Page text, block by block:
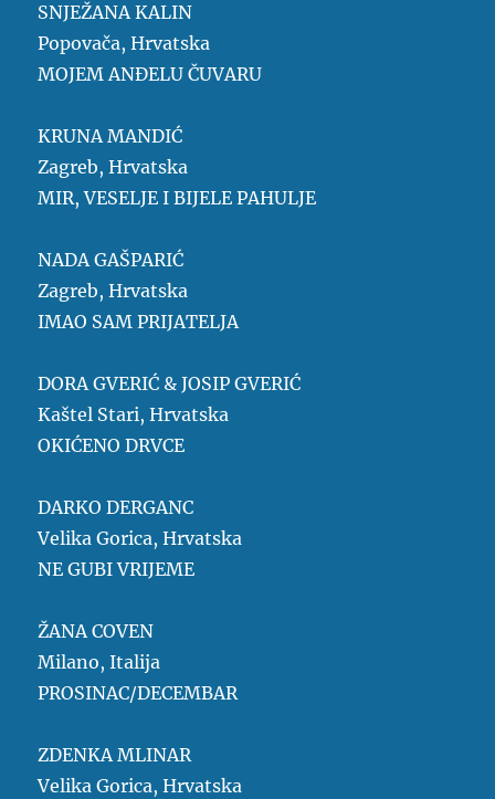
SNJEŽANA KALIN
Popovača, Hrvatska
MOJEM ANĐELU ČUVARU
KRUNA MANDIĆ
Zagreb, Hrvatska
MIR, VESELJE I BIJELE PAHULJE
NADA GAŠPARIĆ
Zagreb, Hrvatska
IMAO SAM PRIJATELJA
DORA GVERIĆ & JOSIP GVERIĆ
Kaštel Stari, Hrvatska
OKIĆENO DRVCE
DARKO DERGANC
Velika Gorica, Hrvatska
NE GUBI VRIJEME
ŽANA COVEN
Milano, Italija
PROSINAC/DECEMBAR
ZDENKA MLINAR
Velika Gorica, Hrvatska